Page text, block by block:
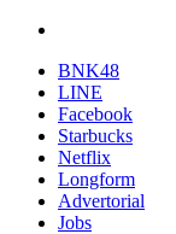
BNK48
LINE
Facebook
Starbucks
Netflix
Longform
Advertorial
Jobs